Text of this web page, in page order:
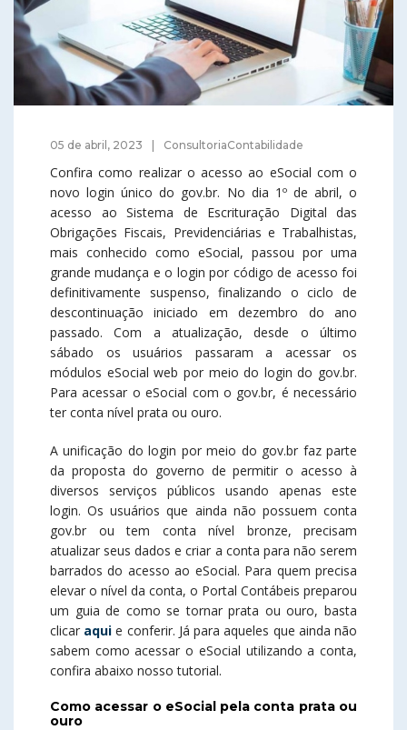
05 de abril, 2023 ConsultoriaContabilidade
Confira como realizar o acesso ao eSocial com o
novo login único do gov.br. No dia 1º de abril, o
acesso ao Sistema de Escrituração Digital das
Obrigações Fiscais, Previdenciárias e Trabalhistas,
mais conhecido como eSocial, passou por uma
grande mudança e o login por código de acesso foi
definitivamente suspenso, finalizando o ciclo de
descontinuação iniciado em dezembro do ano
passado. Com a atualização, desde o último
sábado os usuários passaram a acessar os
módulos eSocial web por meio do login do gov.br.
Para acessar o eSocial com o gov.br, é necessário
ter conta nível prata ou ouro.
A unificação do login por meio do gov.br faz parte
da proposta do governo de permitir o acesso à
diversos serviços públicos usando apenas este
login. Os usuários que ainda não possuem conta
gov.br ou tem conta nível bronze, precisam
atualizar seus dados e criar a conta para não serem
barrados do acesso ao eSocial. Para quem precisa
elevar o nível da conta, o Portal Contábeis preparou
um guia de como se tornar prata ou ouro, basta
clicar aqui e conferir. Já para aqueles que ainda não
sabem como acessar o eSocial utilizando a conta,
confira abaixo nosso tutorial.
Como acessar o eSocial pela conta prata ou
ouro